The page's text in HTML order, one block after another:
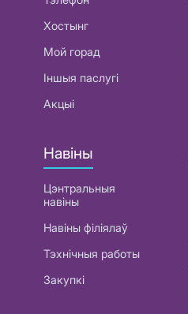
Хостынг
Мой горад
Іншыя паслугі
Акцыі
Навіны
Цэнтральныя
навіны
Навіны філіялаў
Тэхнічныя работы
Закупкі